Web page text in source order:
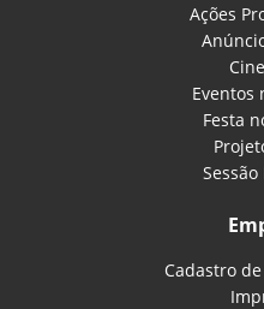
Ações
Eventos
Festa
Sessão
Cadastro